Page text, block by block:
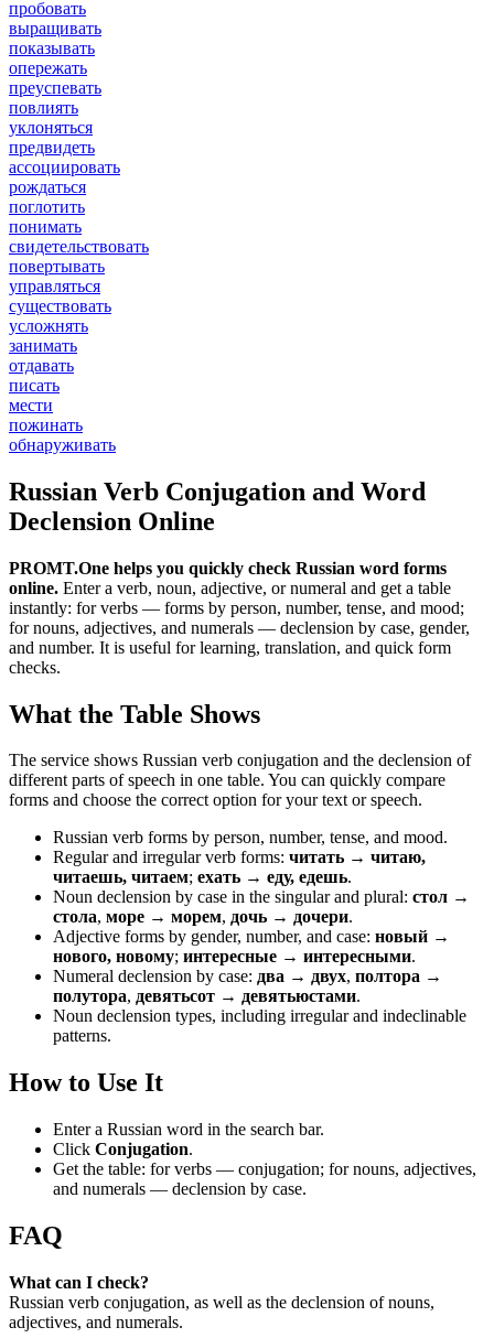
пробовать
выращивать
показывать
опережать
преуспевать
повлиять
уклоняться
предвидеть
ассоциировать
рождаться
поглотить
понимать
свидетельствовать
повертывать
управляться
существовать
усложнять
занимать
отдавать
писать
мести
пожинать
обнаруживать
Russian Verb Conjugation and Word
Declension Online
PROMT.One helps you quickly check Russian word forms
online. Enter a verb, noun, adjective, or numeral and get a table
instantly: for verbs — forms by person, number, tense, and mood;
for nouns, adjectives, and numerals — declension by case, gender,
and number. It is useful for learning, translation, and quick form
checks.
What the Table Shows
The service shows Russian verb conjugation and the declension of
different parts of speech in one table. You can quickly compare
forms and choose the correct option for your text or speech.
Russian verb forms by person, number, tense, and mood.
Regular and irregular verb forms: читать → читаю,
читаешь, читаем; ехать → еду, едешь.
Noun declension by case in the singular and plural: стол →
стола, море → морем, дочь → дочери.
Adjective forms by gender, number, and case: новый →
нового, новому; интересные → интересными.
Numeral declension by case: два → двух, полтора →
полутора, девятьсот → девятьюстами.
Noun declension types, including irregular and indeclinable
patterns.
How to Use It
Enter a Russian word in the search bar.
Click Conjugation.
Get the table: for verbs — conjugation; for nouns, adjectives,
and numerals — declension by case.
FAQ
What can I check?
Russian verb conjugation, as well as the declension of nouns,
adjectives, and numerals.